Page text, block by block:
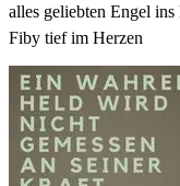
alles geliebten Engel
Fiby tief im Herzen